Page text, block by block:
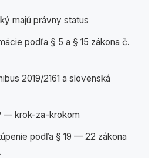
majú právny status
podľa § 5 a § 15 zákona č.
2019/2161 a slovenská
— krok-za-krokom
podľa § 19 — 22 zákona